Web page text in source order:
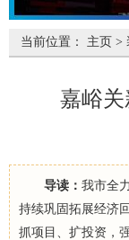
当前位置： 主页 >
嘉峪
导读： 我市全
持续巩固拓展经济
抓项目、扩投资，